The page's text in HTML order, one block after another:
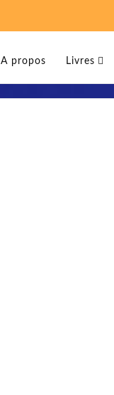
A propos Livres